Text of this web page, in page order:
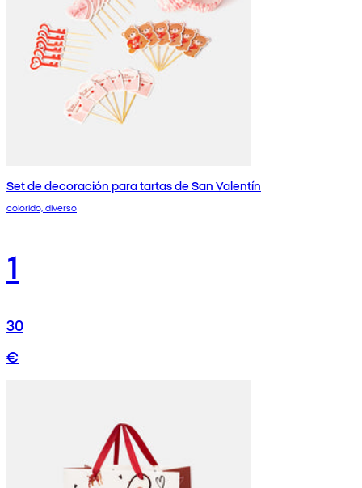
Set de decoración para tartas de San Valentín
colorido, diverso
1
30
€